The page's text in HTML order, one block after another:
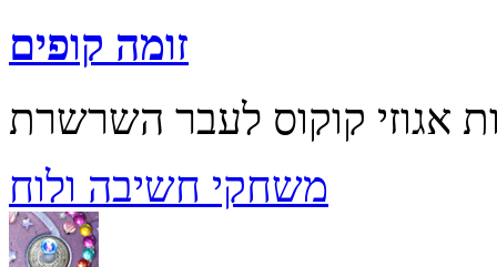
זומה קופים
משחקי חשיבה ולוח